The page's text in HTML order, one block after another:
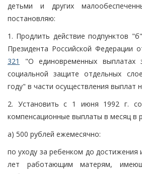
детьми и других
постановляю:
1. Продлить действие подпунктов
Президента Российской Федерации
321
"О единовременных
социальной защите отдельных
году" в части осуществления выплат
2. Установить с 1 июня 1992 г.
компенсационные выплаты в месяц в
а) 500 рублей ежемесячно:
по уходу за ребенком до достижения
лет работающим матерям,